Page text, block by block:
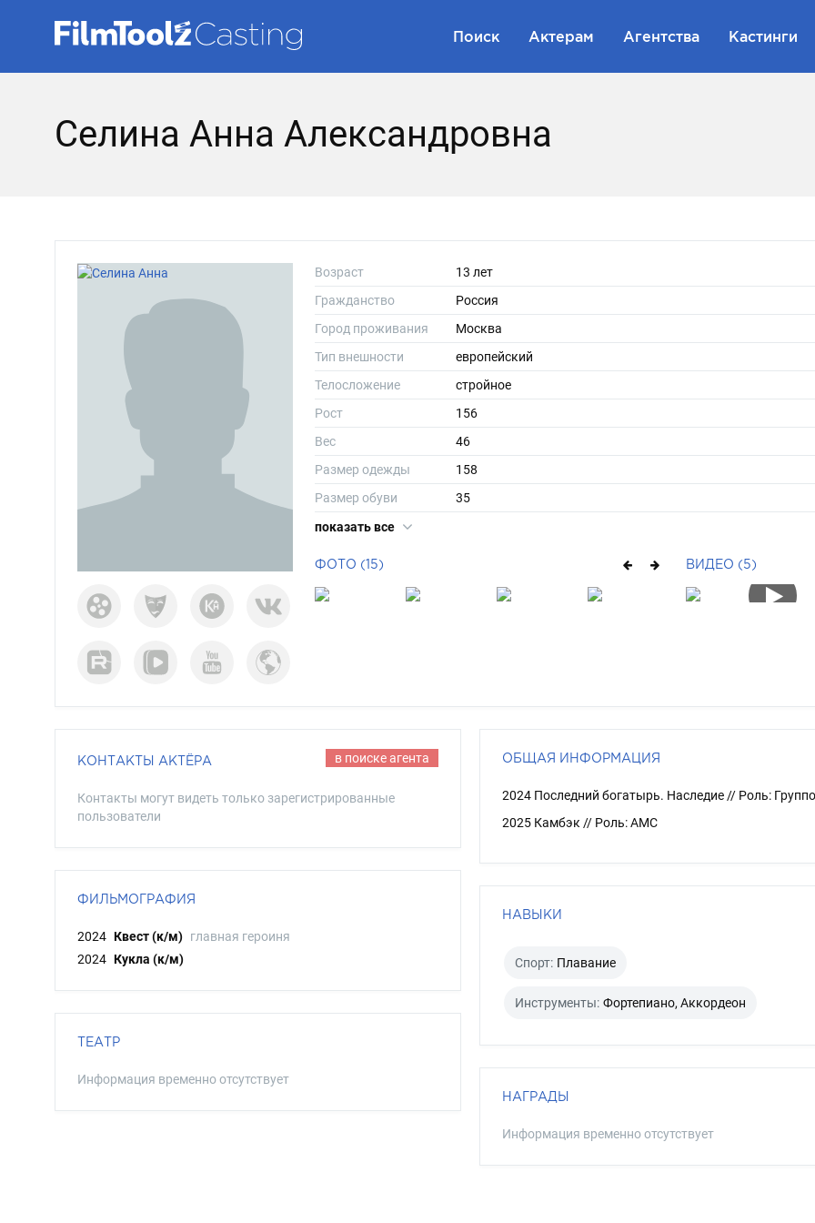
Поиск Актерам Агентства Кастинги
Селина Анна Александровна
Возраст
13 лет
Гражданство
Россия
Город проживания
Москва
Тип внешности
европейский
Телосложение
стройное
Рост
156
Вес
46
Размер одежды
158
Размер обуви
35
Длина волос
показать все
ФОТО (15) ВИДЕО (5)
КОНТАКТЫ АКТЁРА в поиске агента
Контакты могут видеть только зарегистрированные
пользователи
ФИЛЬМОГРАФИЯ
2024 Квест (к/м) главная героиня
2024 Кукла (к/м)
ТЕАТР
Информация временно отсутствует
ОБЩАЯ ИНФОРМАЦИЯ
2024 Последний богатырь. Наследие // Роль:
2025 Камбэк // Роль: АМС
НАВЫКИ
Спорт: Плавание
Инструменты: Фортепиано, Аккордеон
НАГРАДЫ
Информация временно отсутствует